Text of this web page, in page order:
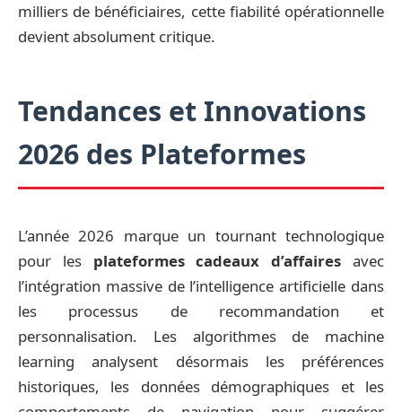
milliers de bénéficiaires, cette fiabilité opérationnelle
devient absolument critique.
Tendances et Innovations
2026 des Plateformes
L’année 2026 marque un tournant technologique
pour les plateformes cadeaux d’affaires avec
l’intégration massive de l’intelligence artificielle dans
les processus de recommandation et
personnalisation. Les algorithmes de machine
learning analysent désormais les préférences
historiques, les données démographiques et les